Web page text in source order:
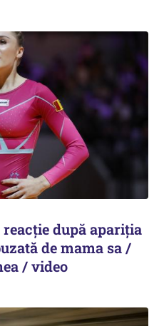
după apariția
de mama sa /
/ video